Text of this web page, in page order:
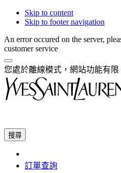
Skip to content
Skip to footer navigation
An error occured on the server,
customer service
您處於離線模式，網站功能有限
搜尋
訂單查詢